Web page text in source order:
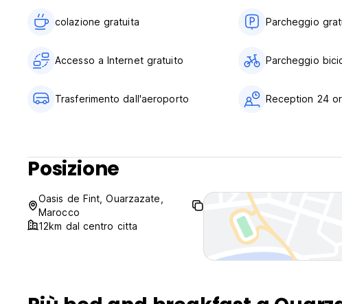
Generale:
Nessun coprifuoco.
Questa struttura non ammette animali domestici. (Auto-translated
colazione gratuita‎ Parcheggio
Accesso a Internet gratuito Parcheggio
Trasferimento dall'aeroporto Reception 24
Posizione
Oasis de Fint, Ouarzazate,
Marocco
12km dal centro citta